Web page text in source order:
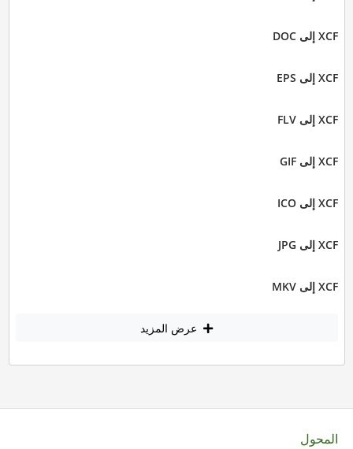
XCF إلى DOC
XCF إلى EPS
XCF إلى FLV
XCF إلى GIF
XCF إلى ICO
XCF إلى JPG
XCF إلى MKV
عرض المزيد
المحول